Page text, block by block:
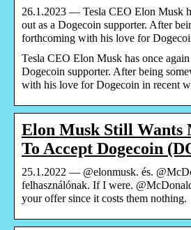
26.1.2023 — Tesla CEO Elon Musk
out as a Dogecoin supporter. After
forthcoming with his love for
Tesla CEO Elon Musk has once again
Dogecoin supporter. After being
with his love for Dogecoin in recent
Elon Musk Still Wants
To Accept Dogecoin
25.1.2022 — @elonmusk. és.
felhasználónak. If I were.
your offer since it costs them nothing.